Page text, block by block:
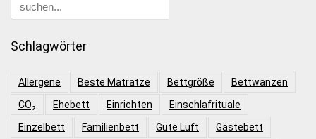
Schlagwörter
Allergene Beste Matratze Bettgröße
Bettwanzen
CO₂
Ehebett Einrichten
Einschlafrituale
Einzelbett
Familienbett Gute Luft
Gästebett